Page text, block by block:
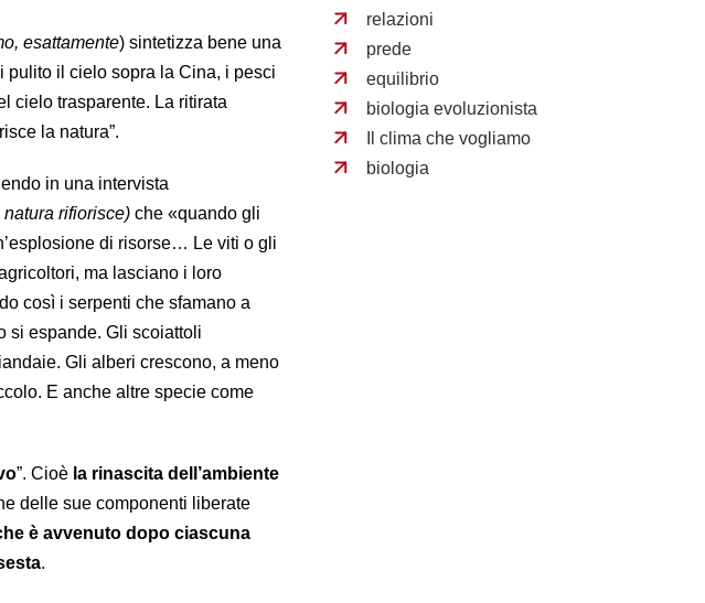
esattamente) sintetizza bene una
pulito il cielo sopra la Cina, i pesci
cielo trasparente. La ritirata
la natura”.
in una intervista
rifiorisce) che «quando gli
di risorse… Le viti o gli
ma lasciano i loro
così i serpenti che sfamano a
si espande. Gli scoiattoli
Gli alberi crescono, a meno
E anche altre specie come
”. Cioè la rinascita dell’ambiente
delle sue componenti liberate
è avvenuto dopo ciascuna
.
relazioni
prede
equilibrio
biologia evoluzionista
Il clima che vogliamo
biologia